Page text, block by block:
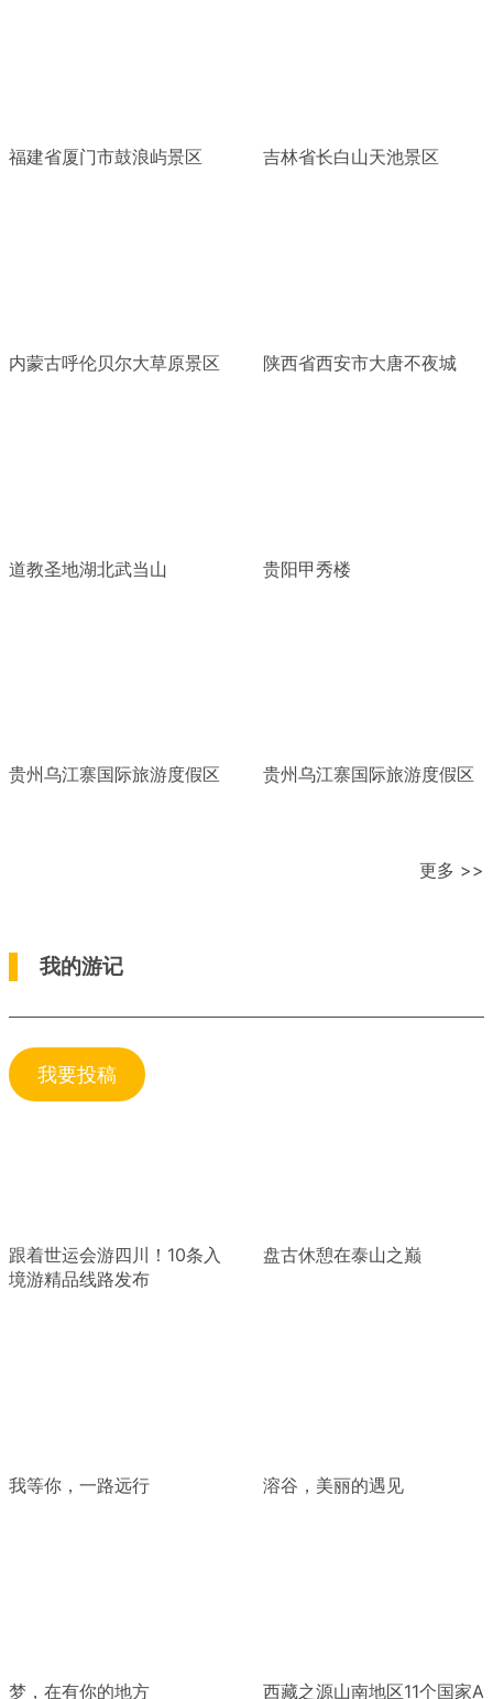
福建省厦门市鼓浪屿景区 吉林省长白山天池景区
内蒙古呼伦贝尔大草原景区 陕西省西安市大唐不夜城
道教圣地湖北武当山 贵阳甲秀楼
贵州乌江寨国际旅游度假区 贵州乌江寨国际旅游度假区
更多 >>
我的游记
我要投稿
跟着世运会游四川！10条入
境游精品线路发布
盘古休憩在泰山之巅
我等你，一路远行 溶谷，美丽的遇见
梦，在有你的地方 西藏之源山南地区11个国家A